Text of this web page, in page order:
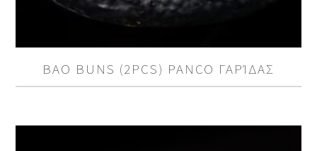
BAO BUNS (2PCS) PANCO ΓΑΡΊΔΑΣ